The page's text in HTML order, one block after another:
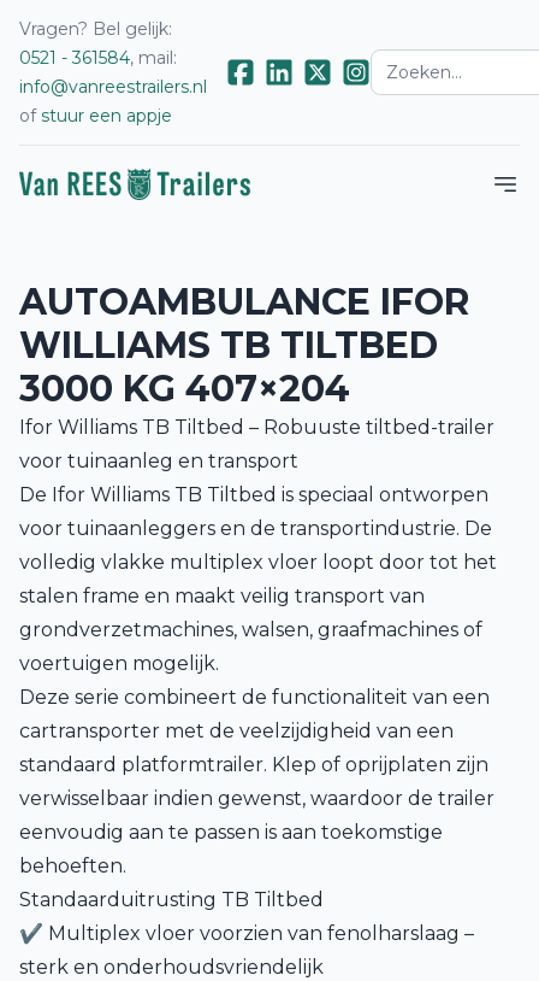
Vragen? Bel gelijk:
0521 - 361584, mail:
info@vanreestrailers.nl
ofstuur een appje
AUTOAMBULANCE IFOR
WILLIAMS TB TILTBED
3000 KG 407×204
Ifor Williams TB Tiltbed – Robuuste tiltbed-trailer
voor tuinaanleg en transport
De Ifor Williams TB Tiltbed is speciaal ontworpen
voor tuinaanleggers en de transportindustrie. De
volledig vlakke multiplex vloer loopt door tot het
stalen frame en maakt veilig transport van
grondverzetmachines, walsen, graafmachines of
voertuigen mogelijk.
Deze serie combineert de functionaliteit van een
cartransporter met de veelzijdigheid van een
standaard platformtrailer. Klep of oprijplaten zijn
verwisselbaar indien gewenst, waardoor de trailer
eenvoudig aan te passen is aan toekomstige
behoeften.
Standaarduitrusting TB Tiltbed
✔ Multiplex vloer voorzien van fenolharslaag –
sterk en onderhoudsvriendelijk